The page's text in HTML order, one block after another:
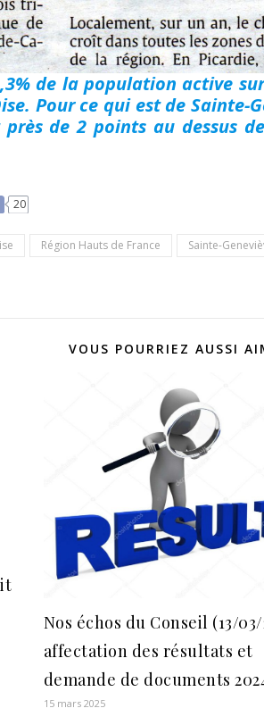
de la population active
Pour ce qui est de
de 2 points au dessus
20
Région Hauts de France Sainte-
VOUS POURRIEZ AUSSI
Nos échos du Conseil (13/03/
affectation des résultats et
demande de documents
15 mars 2025